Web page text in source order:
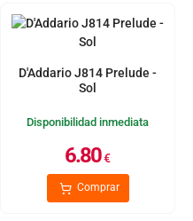
D'Addario J814 Prelude -
Sol
Disponibilidad inmediata
6.80€
Comprar